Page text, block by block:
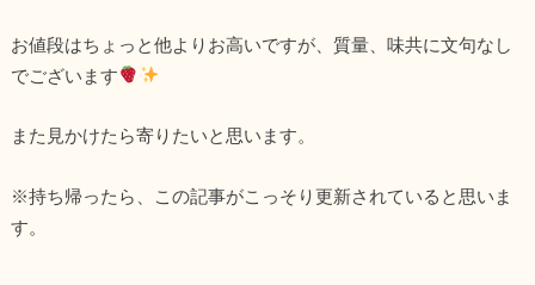
お値段はちょっと他よりお高いですが、質量、味共に文句なし
でございます
また見かけたら寄りたいと思います。
※持ち帰ったら、この記事がこっそり更新されていると思いま
す。